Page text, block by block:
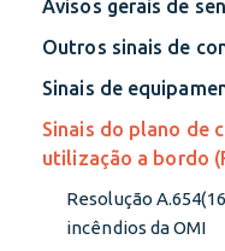
Avisos gerais de
Outros sinais de
Sinais de
Sinais do plano de
utilização a bordo
Resolução
incêndios da OMI